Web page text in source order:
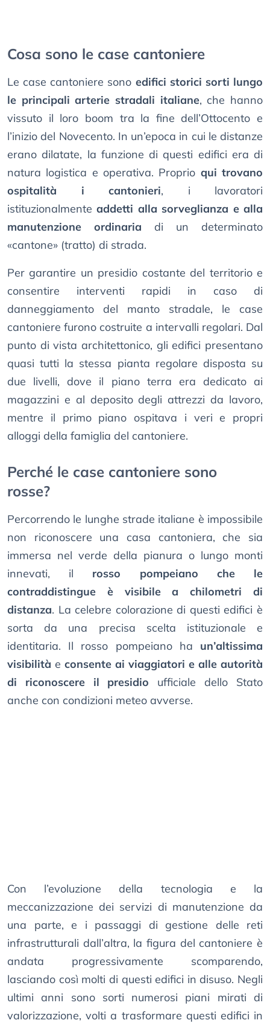
Cosa sono le case cantoniere
Le case cantoniere sono edifici storici sorti lungo
le principali arterie stradali italiane, che hanno
vissuto il loro boom tra la fine dell’Ottocento e
l’inizio del Novecento. In un’epoca in cui le distanze
erano dilatate, la funzione di questi edifici era di
natura logistica e operativa. Proprio qui trovano
ospitalità i cantonieri, i lavoratori
istituzionalmenteaddetti alla sorveglianza e alla
manutenzione ordinaria di un determinato
«cantone» (tratto) di strada.
Per garantire un presidio costante del territorio e
consentire interventi rapidi in caso di
danneggiamento del manto stradale, le case
cantoniere furono costruite a intervalli regolari. Dal
punto di vista architettonico, gli edifici presentano
quasi tutti la stessa pianta regolare disposta su
due livelli, dove il piano terra era dedicato ai
magazzini e al deposito degli attrezzi da lavoro,
mentre il primo piano ospitava i veri e propri
alloggi della famiglia del cantoniere.
Perché le case cantoniere sono
rosse?
Percorrendo le lunghe strade italiane è impossibile
non riconoscere una casa cantoniera, che sia
immersa nel verde della pianura o lungo monti
innevati, il rosso pompeiano che le
contraddistingue è visibile a chilometri di
distanza. La celebre colorazione di questi edifici è
sorta da una precisa scelta istituzionale e
identitaria. Il rosso pompeiano ha un’altissima
visibilità e consente ai viaggiatori e alle autorità
di riconoscere il presidio ufficiale dello Stato
anche con condizioni meteo avverse.
Con l’evoluzione della tecnologia e la
meccanizzazione dei servizi di manutenzione da
una parte, e i passaggi di gestione delle reti
infrastrutturali dall’altra, la figura del cantoniere è
andata progressivamente scomparendo,
lasciando così molti di questi edifici in disuso. Negli
ultimi anni sono sorti numerosi piani mirati di
valorizzazione, volti a trasformare questi edifici in